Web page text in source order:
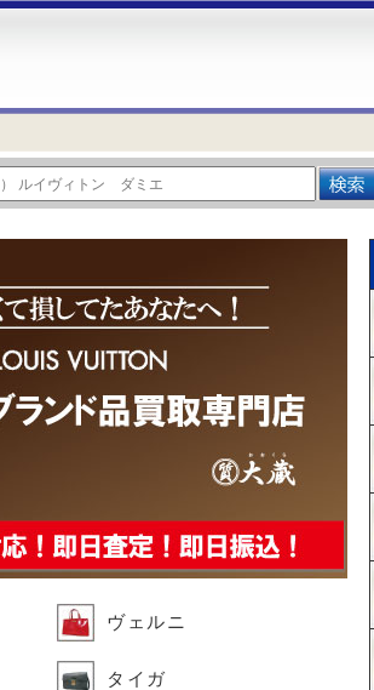
ヴェルニ
タイガ